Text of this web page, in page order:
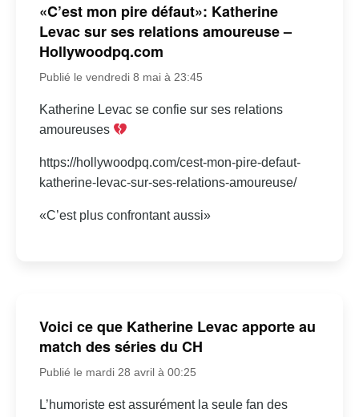
«C’est mon pire défaut»: Katherine
Levac sur ses relations amoureuse –
Hollywoodpq.com
Publié le vendredi 8 mai à 23:45
Katherine Levac se confie sur ses relations
amoureuses
https://hollywoodpq.com/cest-mon-pire-defaut-
katherine-levac-sur-ses-relations-amoureuse/
«C’est plus confrontant aussi»
Voici ce que Katherine Levac apporte au
match des séries du CH
Publié le mardi 28 avril à 00:25
L’humoriste est assurément la seule fan des